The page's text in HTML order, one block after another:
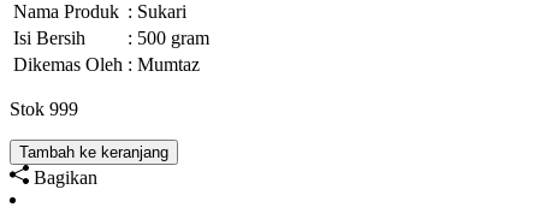
Nama Produk : Sukari
Isi Bersih
: 500 gram
Dikemas Oleh : Mumtaz
Stok 999
Tambah ke keranjang
Bagikan